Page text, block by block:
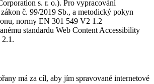
s. r. o.). Pro vypracování
č. 99/2019 Sb., a metodický pokyn
normy EN 301 549 V2 1.2
standardu Web Content Accessibility
má za cíl, aby jím spravované internetové